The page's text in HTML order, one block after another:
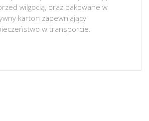
wilgocią, oraz pakowane w
karton zapewniający
w transporcie.